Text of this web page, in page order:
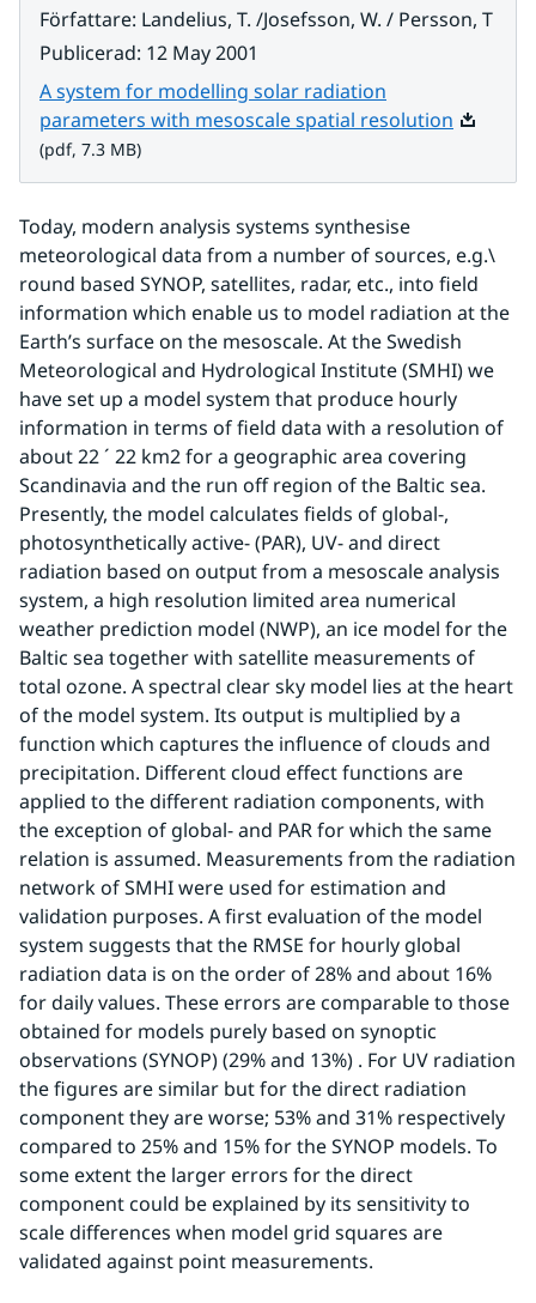
Författare: Landelius, T. /Josefsson, W. / Persson, T
Publicerad: 12 May 2001
A system for modelling solar radiation
parameters with mesoscale spatial resolution Pdf, 7.3
(pdf, 7.3 MB)
Today, modern analysis systems synthesise
meteorological data from a number of sources, e.g.\
round based SYNOP, satellites, radar, etc., into field
information which enable us to model radiation at the
Earth’s surface on the mesoscale. At the Swedish
Meteorological and Hydrological Institute (SMHI) we
have set up a model system that produce hourly
information in terms of field data with a resolution of
about 22 ´ 22 km2 for a geographic area covering
Scandinavia and the run off region of the Baltic sea.
Presently, the model calculates fields of global-,
photosynthetically active- (PAR), UV- and direct
radiation based on output from a mesoscale analysis
system, a high resolution limited area numerical
weather prediction model (NWP), an ice model for the
Baltic sea together with satellite measurements of
total ozone. A spectral clear sky model lies at the heart
of the model system. Its output is multiplied by a
function which captures the influence of clouds and
precipitation. Different cloud effect functions are
applied to the different radiation components, with
the exception of global- and PAR for which the same
relation is assumed. Measurements from the radiation
network of SMHI were used for estimation and
validation purposes. A first evaluation of the model
system suggests that the RMSE for hourly global
radiation data is on the order of 28% and about 16%
for daily values. These errors are comparable to those
obtained for models purely based on synoptic
observations (SYNOP) (29% and 13%) . For UV radiation
the figures are similar but for the direct radiation
component they are worse; 53% and 31% respectively
compared to 25% and 15% for the SYNOP models. To
some extent the larger errors for the direct
component could be explained by its sensitivity to
scale differences when model grid squares are
validated against point measurements.